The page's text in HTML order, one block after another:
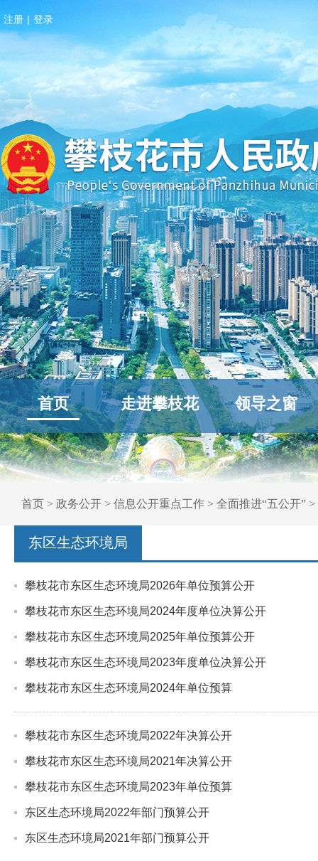
注册 | 登录
首页 走进攀枝花 领导之窗
首页 > 政务公开 > 信息公开重点工作 > 全面推进“五公开” >
东区生态环境局
攀枝花市东区生态环境局2026年单位预算公开
攀枝花市东区生态环境局2024年度单位决算公开
攀枝花市东区生态环境局2025年单位预算公开
攀枝花市东区生态环境局2023年度单位决算公开
攀枝花市东区生态环境局2024年单位预算
攀枝花市东区生态环境局2022年决算公开
攀枝花市东区生态环境局2021年决算公开
攀枝花市东区生态环境局2023年单位预算
东区生态环境局2022年部门预算公开
东区生态环境局2021年部门预算公开